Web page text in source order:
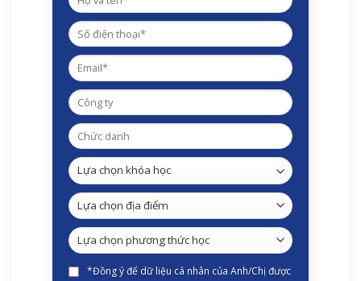
*Đồng ý để dữ liệu cá nhân của Anh/Chị được